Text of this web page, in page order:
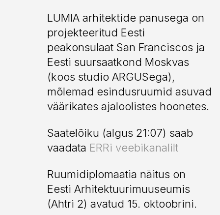
Poska elamu
Tartu mnt 84b
Suur-Lossi elamu
Tallinna Lennujaam
Seotud projektid
Fahle galeriitänav
Loodusmuuseumi
püsiekspositsioon
Põltsamaa loss
LUMIA arhitektide panusega on
projekteeritud Eesti
peakonsulaat San Franciscos ja
Eesti suursaatkond Moskvas
(koos studio ARGUSega),
mõlemad esindusruumid asuvad
väärikates ajaloolistes hoonetes.
Saatelõiku (algus 21:07) saab
vaadata ERRi veebikanalilt
Ruumidiplomaatia näitus on
Eesti Arhitektuurimuuseumis
(Ahtri 2) avatud 15. oktoobrini.